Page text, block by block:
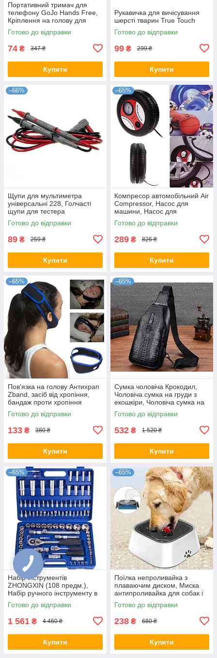
Портативний тримач для
телефону GoJo Hands Free,
Кріплення на голову для
телефону
Готово до відправки
74 ₴ 347 ₴
Купити
Рукавичка для вичісування
шерсті тварин True Touch
Готово до відправки
99 ₴ 299 ₴
Купити
–66%
Щупи для мультиметра
універсальні 228, Голчасті
щупи для тестера
Готово до відправки
89 ₴ 259 ₴
Купити
–65%
Компресор автомобільний Air
Compressor, Насос для
машини, Насос для
накачування шин
Готово до відправки
289 ₴ 826 ₴
Купити
–65%
Пов'язка на голову Антихрап
Zband, засіб від хропіння,
бандаж проти хропіння
Готово до відправки
133 ₴ 380 ₴
Купити
–65%
Сумка чоловіча Крокодил,
Чоловіча сумка на груди з
екошкіри, Чоловіча сумка на
груди
Готово до відправки
532 ₴ 1 520 ₴
Купити
–65%
Набір інструментів
ZHONGXIN (108 предм.),
Набір ручного інструменту в
кейсі
Готово до відправки
1 561 ₴ 4 460 ₴
Купити
–65%
Поїлка непроливайка з
плаваючим диском, Миска
антипроливайка для собак і
котів, Миска для тварин
Готово до відправки
238 ₴ 680 ₴
Купити